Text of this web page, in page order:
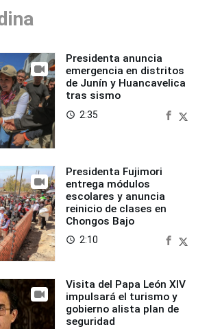
Presidenta anuncia
emergencia en distritos
de Junín y Huancavelica
tras sismo
access_time 2:35
Presidenta Fujimori
entrega módulos
escolares y anuncia
reinicio de clases en
Chongos Bajo
access_time 2:10
Visita del Papa León XIV
impulsará el turismo y
gobierno alista plan de
seguridad